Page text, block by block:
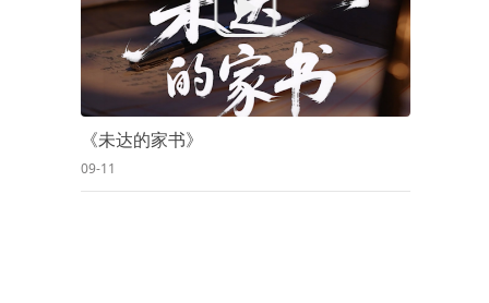
《未达的家书》
09-11